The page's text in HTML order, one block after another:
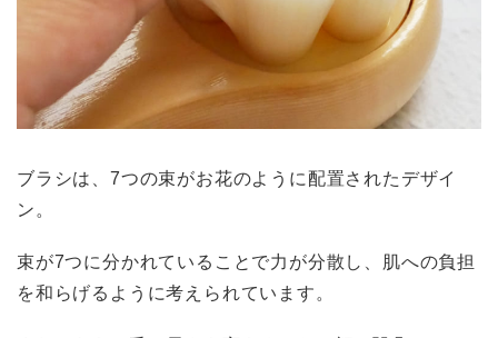
ブラシは、7つの束がお花のように配置されたデザイ
ン。
束が7つに分かれていることで力が分散し、肌への負担
を和らげるように考えられています。